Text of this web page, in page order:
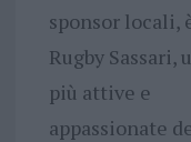
sponsor locali,
Rugby
più attive e
appassionate